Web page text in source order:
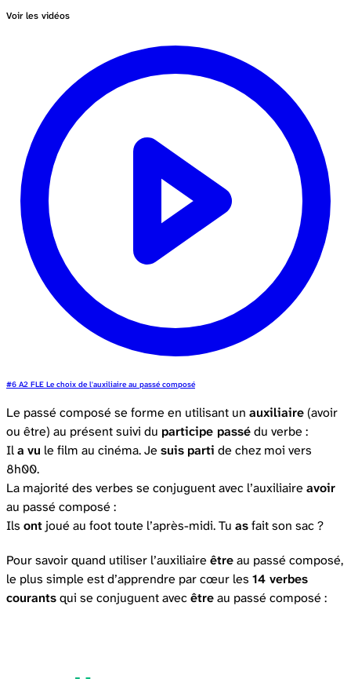
Voir les vidéos
#6 A2 FLE Le choix de l'auxiliaire au passé composé
Le passé composé se forme en utilisant un auxiliaire(avoir
ou être) au présent suivi du participe passédu verbe :
Ila vu le film au cinéma. Je suis parti de chez moi vers
8h00.
La majorité des verbes se conjuguent avec l’auxiliaire avoir
au passé composé :
Ils ont joué au foot toute l’après-midi. Tu asfait son sac ?
Pour savoir quand utiliser l’auxiliaire êtreau passé composé,
le plus simple est d’apprendre par cœur les 14 verbes
courantsqui se conjuguent avecêtreau passé composé :